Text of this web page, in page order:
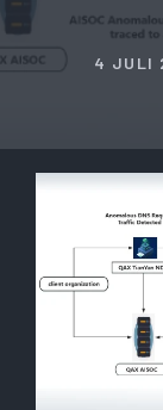
4 JULI